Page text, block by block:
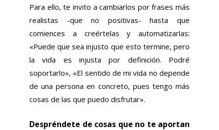
Para ello, te invito a cambiarlos por frases más
realistas -que no positivas- hasta que
comiences a creértelas y automatizarlas:
«Puede que sea injusto que esto termine, pero
la vida es injusta por definición. Podré
soportarlo», «El sentido de mi vida no depende
de una persona en concreto, pues tengo más
cosas de las que puedo disfrutar».
Despréndete de cosas que no te aportan